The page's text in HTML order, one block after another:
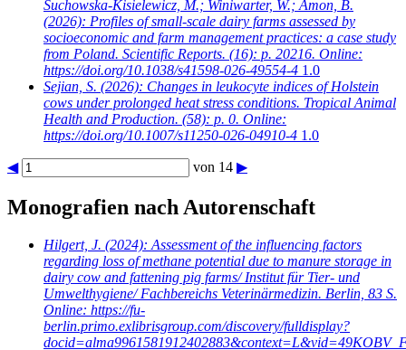
Suchowska-Kisielewicz, M.; Winiwarter, W.; Amon, B.
(2026): Profiles of small-scale dairy farms assessed by
socioeconomic and farm management practices: a case study
from Poland. Scientific Reports. (16): p. 20216. Online:
https://doi.org/10.1038/s41598-026-49554-4 1.0
Sejian, S. (2026): Changes in leukocyte indices of Holstein
cows under prolonged heat stress conditions. Tropical Animal
Health and Production. (58): p. 0. Online:
https://doi.org/10.1007/s11250-026-04910-4 1.0
◀ von 14 ▶
Monografien nach Autorenschaft
Hilgert, J. (2024): Assessment of the influencing factors
regarding loss of methane potential due to manure storage in
dairy cow and fattening pig farms/ Institut für Tier- und
Umwelthygiene/ Fachbereichs Veterinärmedizin. Berlin, 83 S.
Online: https://fu-
berlin.primo.exlibrisgroup.com/discovery/fulldisplay?